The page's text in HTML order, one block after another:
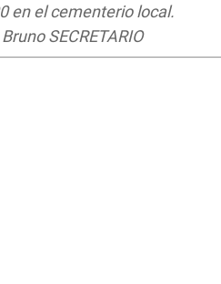
en el cementerio local.
SECRETARIO